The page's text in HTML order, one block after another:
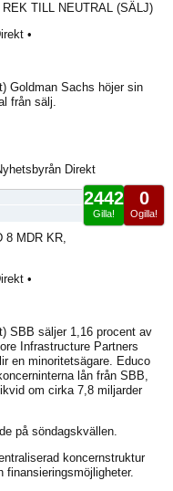
TILL NEUTRAL (SÄLJ)
•
Goldman Sachs höjer sin
från sälj.
Direkt
0
Ogilla!
2442
Gilla!
8 MDR KR,
•
SBB säljer 1,16 procent av
Infrastructure Partners
en minoritetsägare. Educo
lån från SBB,
om cirka 7,8 miljarder
på söndagskvällen.
koncernstruktur